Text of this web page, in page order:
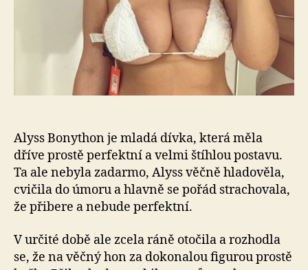
jí
ale
Alyss Bonython je mladá dívka, která měla
dříve prostě perfektní a velmi štíhlou postavu.
Ta ale nebyla zadarmo, Alyss věčně hladověla,
cvičila do úmoru a hlavně se pořád strachovala,
že přibere a nebude perfektní.
V určité době ale zcela ráně otočila a rozhodla
se, že na věčný hon za dokonalou figurou prostě